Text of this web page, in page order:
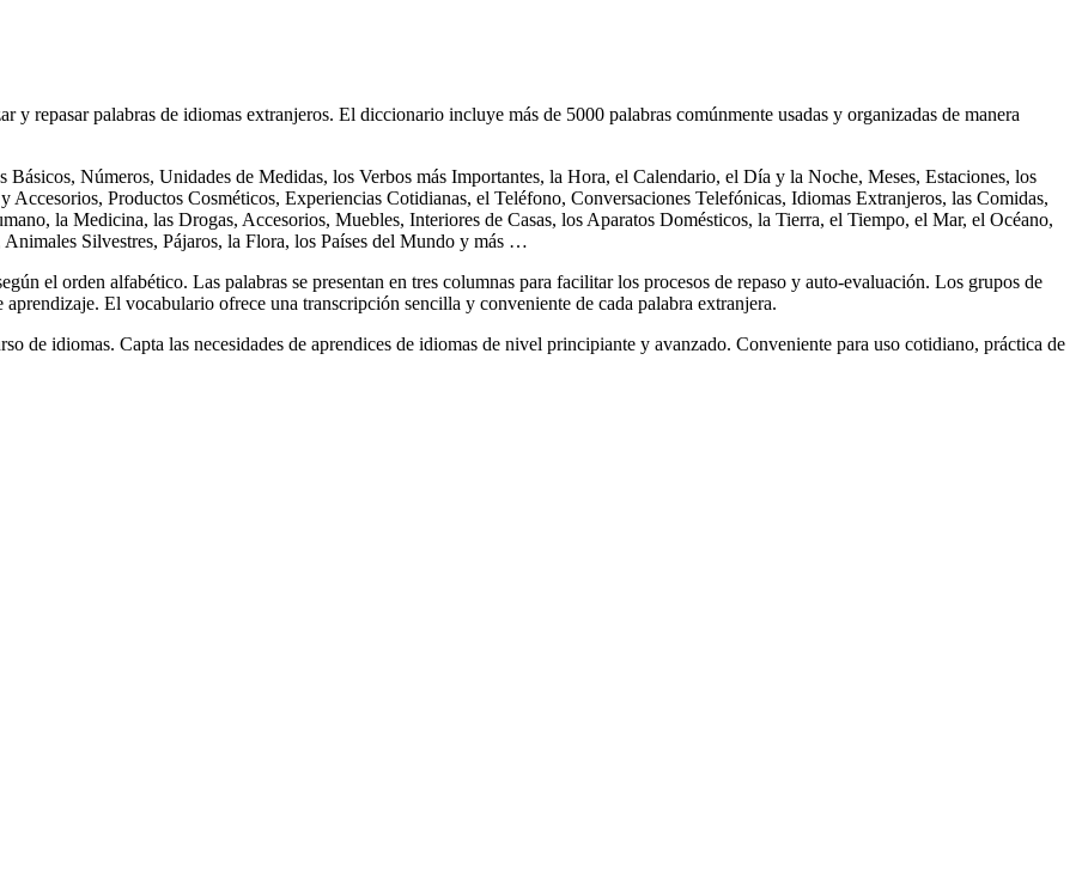
repasar palabras de idiomas extranjeros. El diccionario incluye más de 5000 palabras comúnmente usadas y organizadas de manera
Números, Unidades de Medidas, los Verbos más Importantes, la Hora, el Calendario, el Día y la Noche, Meses, Estaciones, los
Productos Cosméticos, Experiencias Cotidianas, el Teléfono, Conversaciones Telefónicas, Idiomas Extranjeros, las Comidas,
la Medicina, las Drogas, Accesorios, Muebles, Interiores de Casas, los Aparatos Domésticos, la Tierra, el Tiempo, el Mar, el Océano,
Silvestres, Pájaros, la Flora, los Países del Mundo y más …
el orden alfabético. Las palabras se presentan en tres columnas para facilitar los procesos de repaso y auto-evaluación. Los grupos de
El vocabulario ofrece una transcripción sencilla y conveniente de cada palabra extranjera.
de idiomas. Capta las necesidades de aprendices de idiomas de nivel principiante y avanzado. Conveniente para uso cotidiano, práctica de